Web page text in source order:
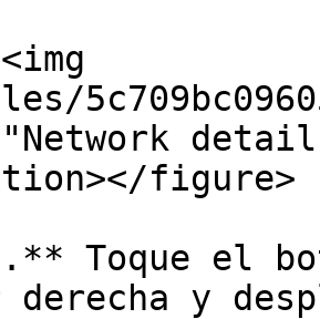
figure>
Toque el
derecha y